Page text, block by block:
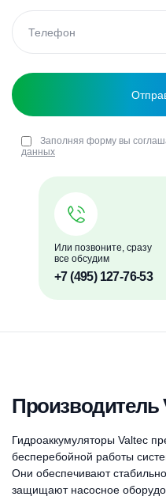
Или позвоните, сразу
все обсудим
+7 (495) 127-76-53
Заполняя форму вы
данных
Производитель
Гидроаккумуляторы Valtec
бесперебойной работы
Они обеспечивают
защищают насосное